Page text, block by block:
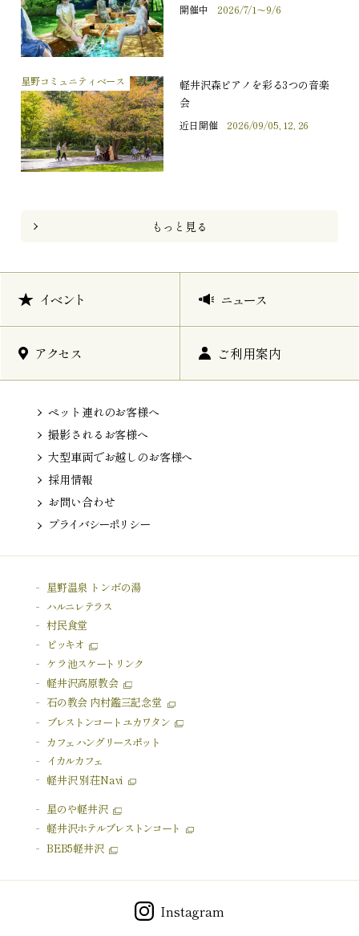
開催中 2026/7/1～9/6
星野コミュニティベース
軽井沢森ピアノを彩る3つの音楽
会
近日開催 2026/09/05, 12, 26
もっと見る
イベント ニュース
アクセス ご利用案内
ペット連れのお客様へ
撮影されるお客様へ
大型車両でお越しのお客様へ
採用情報
お問い合わせ
プライバシーポリシー
星野温泉 トンボの湯
ハルニレテラス
村民食堂
ピッキオ
ケラ池スケートリンク
軽井沢高原教会
石の教会 内村鑑三記念堂
ブレストンコート ユカワタン
カフェ ハングリースポット
イカルカフェ
軽井沢 別荘Navi
星のや軽井沢
軽井沢ホテルブレストンコート
BEB5軽井沢
Instagram